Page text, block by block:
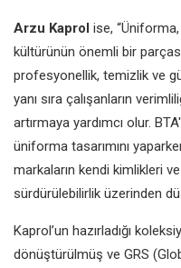
Arzu Kaprol ise,
kültürünün önemli bir
profesyonellik, temizlik ve
yanı sıra çalışanların
artırmaya yardımcı olur.
üniforma tasarımını
markaların kendi kimlikleri
sürdürülebilirlik üzerinden
Kaprol’un hazırladığı
dönüştürülmüş ve GRS